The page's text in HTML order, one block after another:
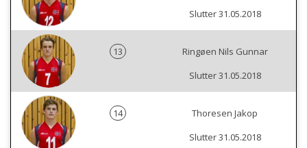
Slutter 31.05.2018
13
Ringøen Nils Gunnar
Slutter 31.05.2018
14
Thoresen Jakop
Slutter 31.05.2018